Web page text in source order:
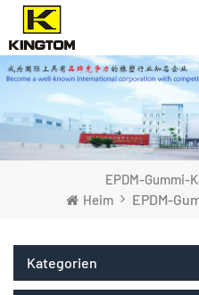
EPDM-Gummi-
Heim
EPDM-
Kategorien